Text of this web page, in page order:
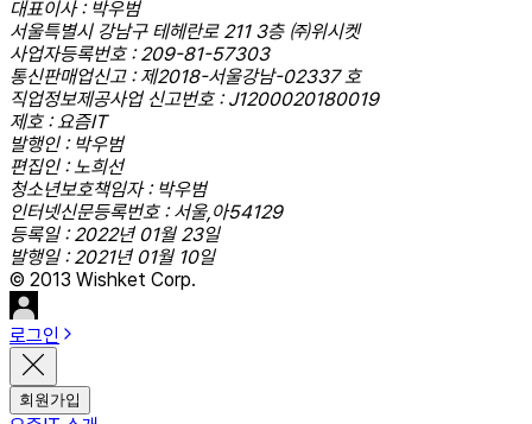
대표이사 : 박우범
서울특별시 강남구 테헤란로 211 3층 ㈜위시켓
사업자등록번호 : 209-81-57303
통신판매업신고 : 제2018-서울강남-02337 호
직업정보제공사업 신고번호 : J1200020180019
제호 : 요즘IT
발행인 : 박우범
편집인 : 노희선
청소년보호책임자 : 박우범
인터넷신문등록번호 : 서울,아54129
등록일 : 2022년 01월 23일
발행일 : 2021년 01월 10일
© 2013 Wishket Corp.
로그인
회원가입